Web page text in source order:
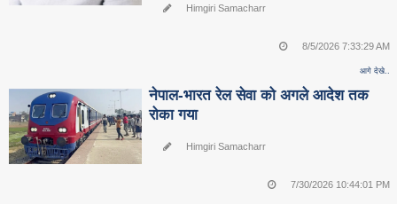
Himgiri Samacharr
8/5/2026 7:33:29 AM
आगे देखे..
नेपाल-भारत रेल सेवा को अगले आदेश तक
रोका गया
Himgiri Samacharr
7/30/2026 10:44:01 PM